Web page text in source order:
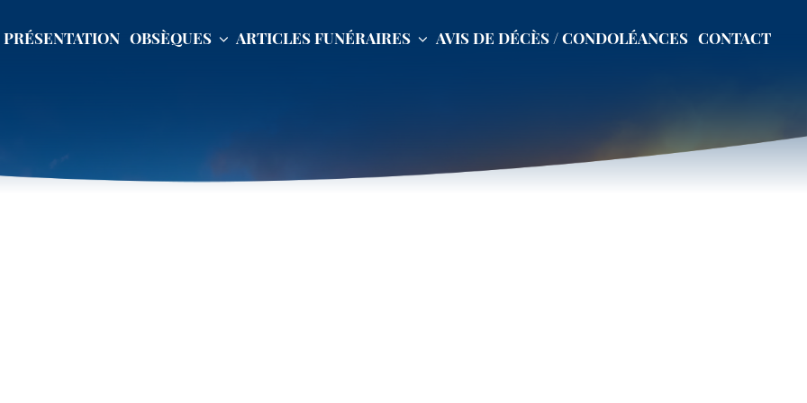
PRÉSENTATION OBSÈQUES ARTICLES FUNÉRAIRES AVIS DE DÉCÈS / CONDOLÉANCES CONTACT